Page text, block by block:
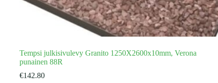
Tempsi julkisivulevy Granito 1250X2600x10mm, Verona
punainen 88R
€142.80